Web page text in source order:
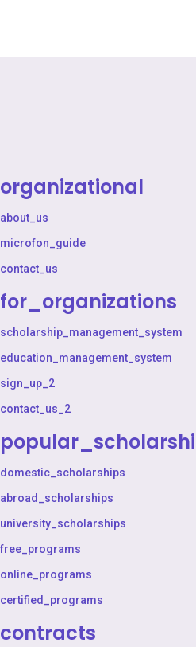
organizational
about_us
microfon_guide
contact_us
for_organizations
scholarship_management_system
education_management_system
sign_up_2
contact_us_2
domestic_scholarships
abroad_scholarships
university_scholarships
free_programs
online_programs
certified_programs
contracts